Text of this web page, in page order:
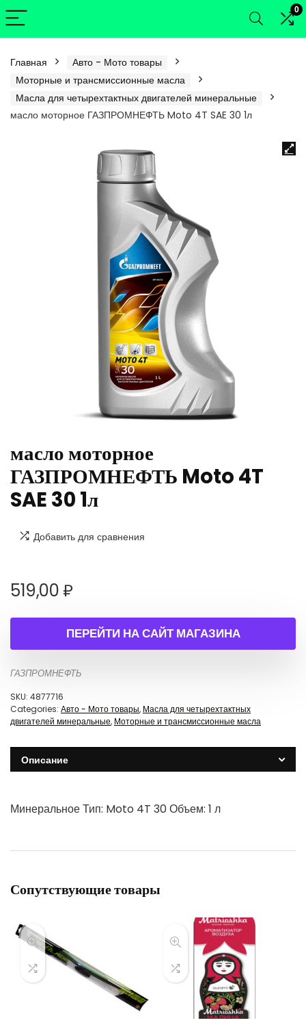
0
Главная
Авто - Мото товары
Моторные и трансмиссионные масла
Масла для четырехтактных двигателей минеральные
масло моторное ГАЗПРОМНЕФТЬ Moto 4T SAE 30 1л
масло моторное
ГАЗПРОМНЕФТЬ Moto 4T
SAE 30 1л
Добавить для сравнения
519,00₽
ПЕРЕЙТИ НА САЙТ МАГАЗИНА
ГАЗПРОМНЕФТЬ
SKU: 4877716
Categories: Авто - Мото товары, Масла для четырехтактных
двигателей минеральные, Моторные и трансмиссионные масла
Описание
Минеральное Тип: Moto 4T 30 Объем: 1 л
Сопутствующие товары